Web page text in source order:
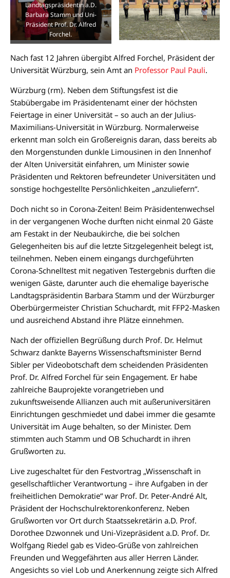
Landtagspräsidentin a.D.
Barbara Stamm und Uni-
Präsident Prof. Dr. Alfred
Forchel.
Nach fast 12 Jahren übergibt Alfred Forchel, Präsident der
Universität Würzburg, sein Amt an Professor Paul Pauli.
Würzburg (rm). Neben dem Stiftungsfest ist die
Stabübergabe im Präsidentenamt einer der höchsten
Feiertage in einer Universität – so auch an der Julius-
Maximilians-Universität in Würzburg. Normalerweise
erkennt man solch ein Großereignis daran, dass bereits ab
den Morgenstunden dunkle Limousinen in den Innenhof
der Alten Universität einfahren, um Minister sowie
Präsidenten und Rektoren befreundeter Universitäten und
sonstige hochgestellte Persönlichkeiten „anzuliefern“.
Doch nicht so in Corona-Zeiten! Beim Präsidentenwechsel
in der vergangenen Woche durften nicht einmal 20 Gäste
am Festakt in der Neubaukirche, die bei solchen
Gelegenheiten bis auf die letzte Sitzgelegenheit belegt ist,
teilnehmen. Neben einem eingangs durchgeführten
Corona-Schnelltest mit negativen Testergebnis durften die
wenigen Gäste, darunter auch die ehemalige bayerische
Landtagspräsidentin Barbara Stamm und der Würzburger
Oberbürgermeister Christian Schuchardt, mit FFP2-Masken
und ausreichend Abstand ihre Plätze einnehmen.
Nach der offiziellen Begrüßung durch Prof. Dr. Helmut
Schwarz dankte Bayerns Wissenschaftsminister Bernd
Sibler per Videobotschaft dem scheidenden Präsidenten
Prof. Dr. Alfred Forchel für sein Engagement. Er habe
zahlreiche Bauprojekte vorangetrieben und
zukunftsweisende Allianzen auch mit außeruniversitären
Einrichtungen geschmiedet und dabei immer die gesamte
Universität im Auge behalten, so der Minister. Dem
stimmten auch Stamm und OB Schuchardt in ihren
Grußworten zu.
Live zugeschaltet für den Festvortrag „Wissenschaft in
gesellschaftlicher Verantwortung – ihre Aufgaben in der
freiheitlichen Demokratie“ war Prof. Dr. Peter-André Alt,
Präsident der Hochschulrektorenkonferenz. Neben
Grußworten vor Ort durch Staatssekretärin a.D. Prof.
Dorothee Dzwonnek und Uni-Vizepräsident a.D. Prof. Dr.
Wolfgang Riedel gab es Video-Grüße von zahlreichen
Freunden und Weggefährten aus aller Herren Länder.
Angesichts so viel Lob und Anerkennung zeigte sich Alfred